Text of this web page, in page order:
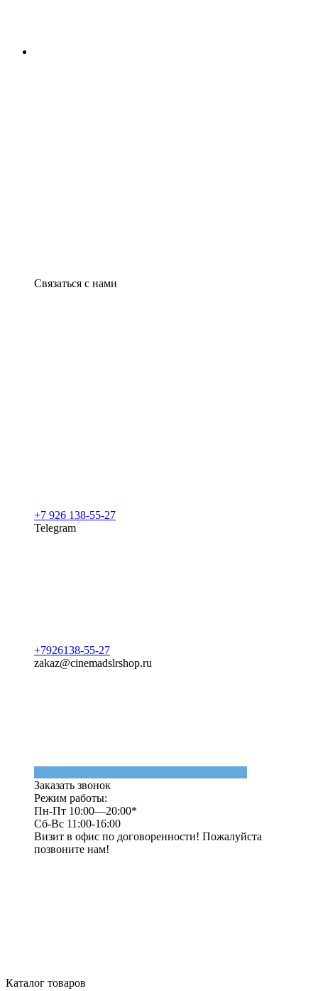
Связаться с нами
+7 926 138-55-27
Telegram
+7926138-55-27
zakaz@cinemadslrshop.ru
Заказать звонок
Режим работы:
Пн-Пт 10:00—20:00*
Сб-Вс 11:00-16:00
Визит в офис по договоренности! Пожалуйста
позвоните нам!
Каталог товаров